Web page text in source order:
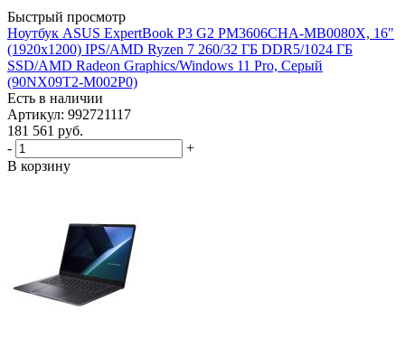
Быстрый просмотр
Ноутбук ASUS ExpertBook P3 G2 PM3606CHA-MB0080X, 16"
(1920x1200) IPS/AMD Ryzen 7 260/32 ГБ DDR5/1024 ГБ
SSD/AMD Radeon Graphics/Windows 11 Pro, Серый
(90NX09T2-M002P0)
Есть в наличии
Артикул: 992721117
181 561 руб.
-
+
В корзину